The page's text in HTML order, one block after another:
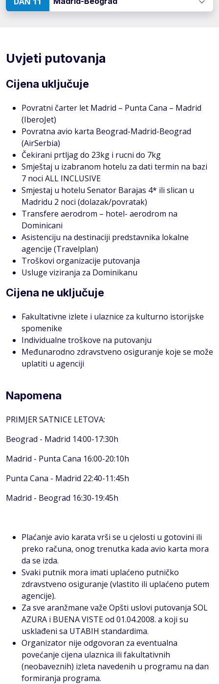
Uvjeti putovanja
Cijena uključuje
Povratni čarter let Madrid – Punta Cana – Madrid
(IberoJet)
Povratna avio karta Beograd-Madrid-Beograd
(AirSerbia)
Čekirani prtljag do 23kg i rucni do 7kg
Smještaj u izabranom hotelu za dati termin na bazi
7 noci ALL INCLUSIVE
Smjestaj u hotelu Senator Barajas 4* ili slican u
Madridu 2 noci (dolazak/povratak)
Transfere aerodrom – hotel- aerodrom na
Dominicani
Asistenciju na destinaciji predstavnika lokalne
agencije (Travelplan)
Troškovi organizacije putovanja
Usluge viziranja za Dominikanu
Cijena ne uključuje
Fakultativne izlete i ulaznice za kulturno istorijske
spomenike
Individualne troškove na putovanju
Međunarodno zdravstveno osiguranje koje se može
uplatiti u agenciji
Napomena
PRIMJER SATNICE LETOVA:
Beograd - Madrid 14:00-17:30h
Madrid - Punta Cana 16:00-20:10h
Punta Cana - Madrid 22:40-11:45h
Madrid - Beograd 16:30-19:45h
Plaćanje avio karata vrši se u cjelosti u gotovini ili
preko računa, onog trenutka kada avio karta mora
da se izda.
Svaki putnik mora imati uplaćeno putničko
zdravstveno osiguranje (vlastito ili uplaćeno putem
agencije).
Za sve aranžmane važe Opšti uslovi putovanja SOL
AZURA i BUENA VISTE od 01.04.2008. a koji su
usklađeni sa UTABIH standardima.
Organizator nije odgovoran za eventualna
povećanje cijena ulaznica ili fakultativnih
(neobaveznih) izleta navedenih u programu na dan
formiranja programa.